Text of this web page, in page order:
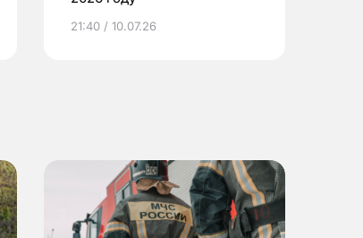
21:40 / 10.07.26